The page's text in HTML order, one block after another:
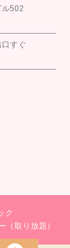
502
すぐ
ク
（取り放題）